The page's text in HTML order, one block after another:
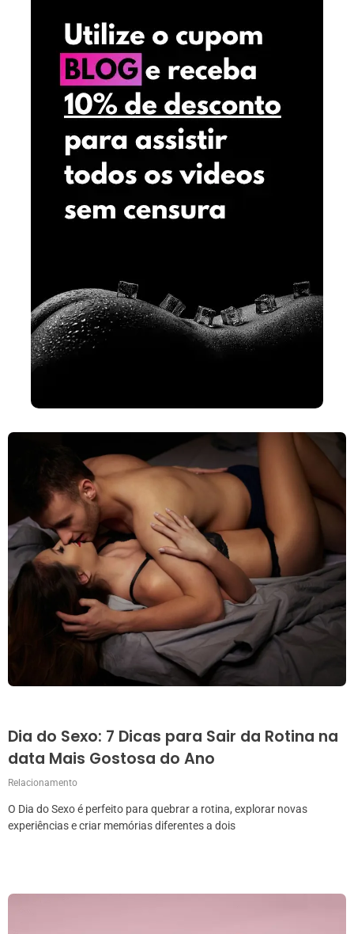
Dia do Sexo: 7 Dicas para Sair da Rotina na
data Mais Gostosa do Ano
Relacionamento
O Dia do Sexo é perfeito para quebrar a rotina, explorar novas
experiências e criar memórias diferentes a dois